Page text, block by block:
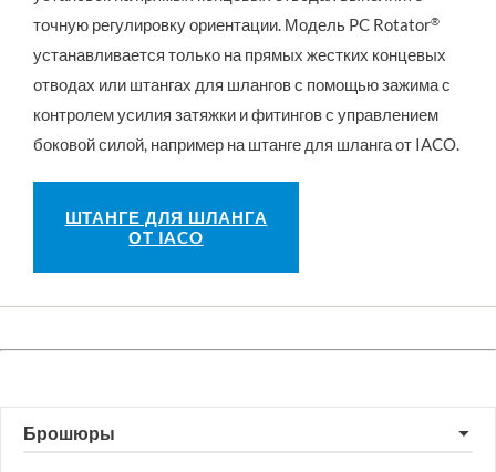
точную регулировку ориентации. Модель PC Rotator®
устанавливается только на прямых жестких концевых
отводах или штангах для шлангов с помощью зажима с
контролем усилия затяжки и фитингов с управлением
боковой силой, например на штанге для шланга от IACO.
ШТАНГЕ ДЛЯ ШЛАНГА
ОТ IACO
Брошюры ▼